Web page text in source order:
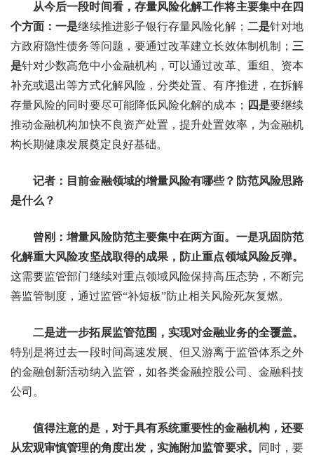
从今后一段时间看，存量风险化解工作将主要集中在四
个方面：一是继续推进影子银行存量风险化解； 二是针对地
方政府隐性债务等问题，要通过改革建立长效体制机制； 三
是针对少数高危中小金融机构，可以通过改革、重组、资本
补充或退出等方式化解风险，分类处置、有序推进，在拆解
存量风险的同时要尽可能降低风险化解的成本； 四是要继续
推动金融机构加快不良资产处置，提升处置效率，为金融机
构长期健康发展奠定良好基础。
记者：目前金融领域的增量风险有哪些？防范风险思路
是什么？
曾刚：增量风险防范主要集中在两方面。一是巩固防范
化解重大风险攻坚战取得的成果，防止重点领域风险反弹。
这需要监管部门继续对重点领域风险保持高压态势，不断完
善监管制度，通过监管“补短板”防止相关风险死灰复燃。
二是进一步拓展监管范围，实现对金融业务的全覆盖。
特别是将过去一段时间高速发展、但又游离于监管体系之外
的金融创新活动纳入监管，如各类金融控股公司、金融科技
公司。
值得注意的是，对于具有系统重要性的金融机构，还要
从宏观审慎管理的角度出发，实施附加监管要求。
同时，要